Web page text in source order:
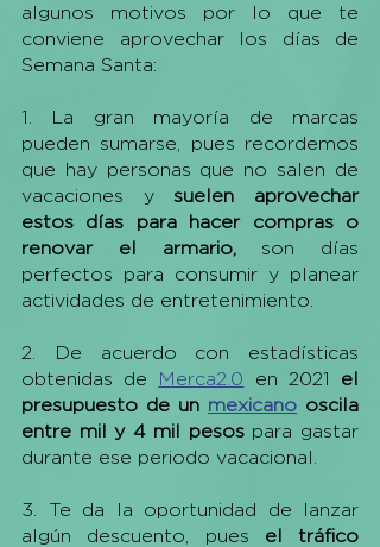
algunos motivos por lo que te
conviene aprovechar los días de
Semana Santa:
1. La gran mayoría de marcas
pueden sumarse, pues recordemos
que hay personas que no salen de
vacaciones y suelen aprovechar
estos días para hacer compras o
renovar el armario, son días
perfectos para consumir y planear
actividades de entretenimiento.
2. De acuerdo con estadísticas
obtenidas de Merca2.0 en 2021 el
presupuesto de un mexicano oscila
entre mil y 4 mil pesos para gastar
durante ese periodo vacacional.
3. Te da la oportunidad de lanzar
algún descuento, pues el tráfico